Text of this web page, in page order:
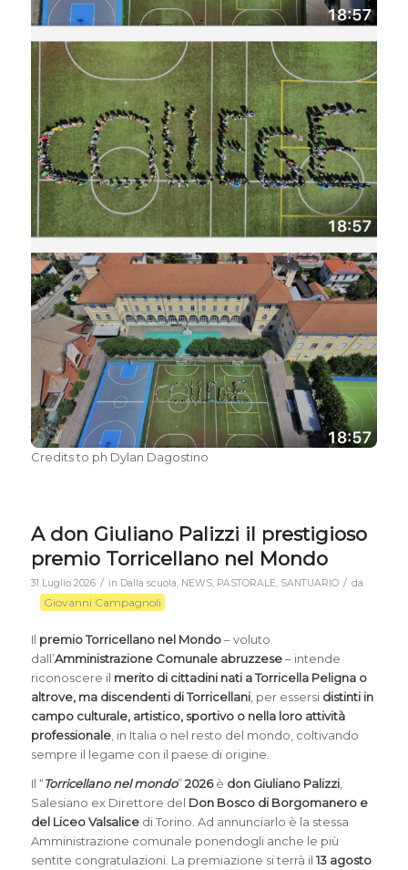
Credits to ph Dylan Dagostino
A don Giuliano Palizzi il prestigioso
premio Torricellano nel Mondo
31 Luglio 2026 / in Dalla scuola, NEWS, PASTORALE, SANTUARIO / da
Giovanni Campagnoli
Il premio Torricellano nel Mondo– voluto
dall’Amministrazione Comunale abruzzese– intende
riconoscere il merito di cittadini nati a Torricella Peligna o
altrove, ma discendenti di Torricellani, per essersi distinti in
campo culturale, artistico, sportivo o nella loro attività
professionale, in Italia o nel resto del mondo, coltivando
sempre il legame con il paese di origine.
Il “Torricellano nel mondo”2026è don Giuliano Palizzi,
Salesiano ex Direttore del Don Bosco di Borgomanero e
del Liceo Valsalicedi Torino. Ad annunciarlo è la stessa
Amministrazione comunale ponendogli anche le più
sentite congratulazioni. La premiazione si terrà il 13 agosto